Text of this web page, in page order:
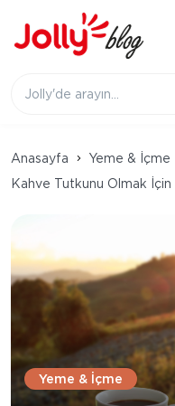
Anasayfa
Yeme & İçme
Kahve Tutkunu Olmak
Yeme & İçme